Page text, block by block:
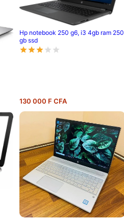
Hp notebook 250 g6, i3 4gb ram 250
gb ssd
130 000 F CFA